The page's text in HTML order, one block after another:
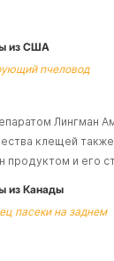
из США
пчеловод
Лингман
клещей
продуктом и его
из Канады
пасеки на заднем